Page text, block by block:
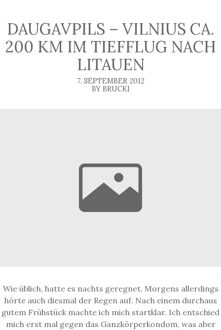
DAUGAVPILS – VILNIUS CA.
200 KM IM TIEFFLUG NACH
LITAUEN
7. SEPTEMBER 2012
BY BRUCKI
Wie üblich, hatte es nachts geregnet. Morgens allerdings
hörte auch diesmal der Regen auf. Nach einem durchaus
gutem Frühstück machte ich mich startklar. Ich entschied
mich erst mal gegen das Ganzkörperkondom, was aber